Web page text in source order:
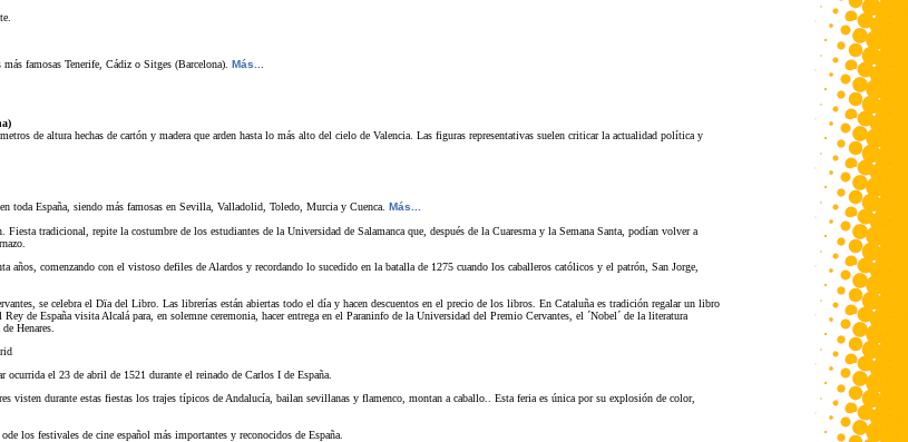
famosas Tenerife, Cádiz o Sitges (Barcelona). Más...
de altura hechas de cartón y madera que arden hasta lo más alto del cielo de Valencia. Las figuras representativas suelen criticar la actualidad política y
toda España, siendo más famosas en Sevilla, Valladolid, Toledo, Murcia y Cuenca. Más...
tradicional, repite la costumbre de los estudiantes de la Universidad de Salamanca que, después de la Cuaresma y la Semana Santa, podían volver a
años, comenzando con el vistoso defiles de Alardos y recordando lo sucedido en la batalla de 1275 cuando los caballeros católicos y el patrón, San Jorge,
se celebra el Dïa del Libro. Las librerías están abiertas todo el día y hacen descuentos en el precio de los libros. En Cataluña es tradición regalar un libro
de España visita Alcalá para, en solemne ceremonia, hacer entrega en el Paraninfo de la Universidad del Premio Cervantes, el ´Nobel´ de la literatura
Henares.
ocurrida el 23 de abril de 1521 durante el reinado de Carlos I de España.
visten durante estas fiestas los trajes típicos de Andalucía, bailan sevillanas y flamenco, montan a caballo.. Esta feria es única por su explosión de color,
los festivales de cine español más importantes y reconocidos de España.